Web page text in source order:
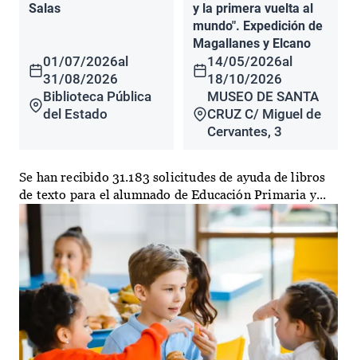
Salas
01/07/2026al
31/08/2026
Biblioteca Pública
del Estado
y la primera vuelta al
mundo". Expedición de
Magallanes y Elcano
14/05/2026al
18/10/2026
MUSEO DE SANTA
CRUZ C/ Miguel de
Cervantes, 3
Se han recibido 31.183 solicitudes de ayuda de libros
de texto para el alumnado de Educación Primaria y...